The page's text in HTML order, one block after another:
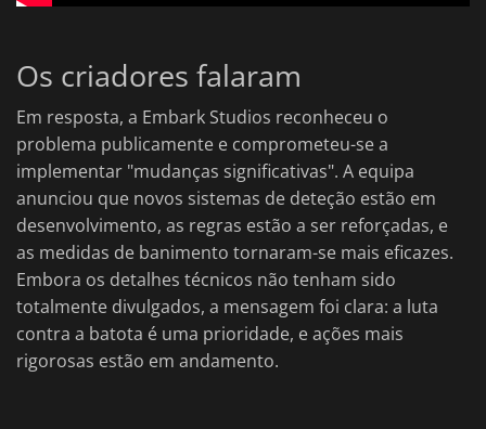
Os criadores falaram
Em resposta, a Embark Studios reconheceu o
problema publicamente e comprometeu-se a
implementar "mudanças significativas". A equipa
anunciou que novos sistemas de deteção estão em
desenvolvimento, as regras estão a ser reforçadas, e
as medidas de banimento tornaram-se mais eficazes.
Embora os detalhes técnicos não tenham sido
totalmente divulgados, a mensagem foi clara: a luta
contra a batota é uma prioridade, e ações mais
rigorosas estão em andamento.